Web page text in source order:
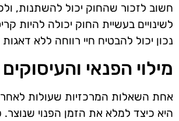
חשוב לזכור שהחוק יכול להשתנות,
לשינויים בעשיית החוק יכולה להיות
נכון יכול להבטיח חיי רווחה ללא
מילוי הפנאי
אחת השאלות המרכזיות שעולות לאחר
היא כיצד למלא את הזמן הפנוי שנוצר.